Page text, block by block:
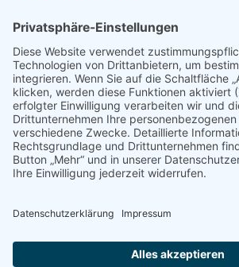
Turniere in Templin
Turniere Nordmans CUP
© Schützengilde Templin 1810 e.V.